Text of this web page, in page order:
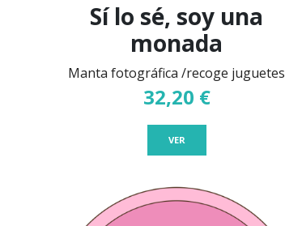
Sí lo sé, soy una
monada
Manta fotográfica /recoge juguetes
32,20 €
VER